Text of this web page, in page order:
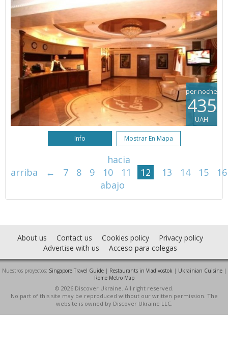
per noche
435
UAH
Info Mostrar En Mapa
hacia
arriba
← 7 8 9 10 11 12 13 14 15
16
abajo
About us Contact us Cookies policy
Privacy policy
Advertise with us
Acceso para colegas
Nuestros proyectos: Singapore Travel Guide| Restaurants in Vladivostok | Ukrainian Cuisine|
Rome Metro Map
© 2026 Discover Ukraine. All right reserved.
No part of this site may be reproduced without our written permission. The
website is owned by Discover Ukraine LLC.